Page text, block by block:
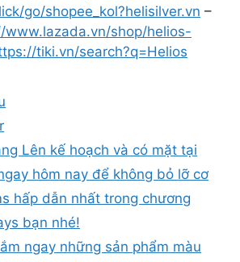
go/shopee_kol?helisilver.vn –
www.lazada.vn/shop/helios-
tiki.vn/search?q=Helios
Lên kế hoạch và có mặt tại
hôm nay để không bỏ lỡ cơ
hấp dẫn nhất trong chương
bạn nhé!
ngay những sản phẩm màu